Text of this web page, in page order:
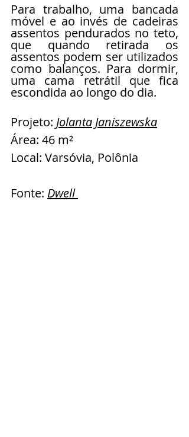
Para trabalho, uma bancada
móvel e ao invés de cadeiras
assentos pendurados no teto,
que quando retirada os
assentos podem ser utilizados
como balanços. Para dormir,
uma cama retrátil que fica
escondida ao longo do dia.
Projeto: Jolanta Janiszewska
Área: 46 m²
Local: Varsóvia, Polônia
Fonte: Dwell